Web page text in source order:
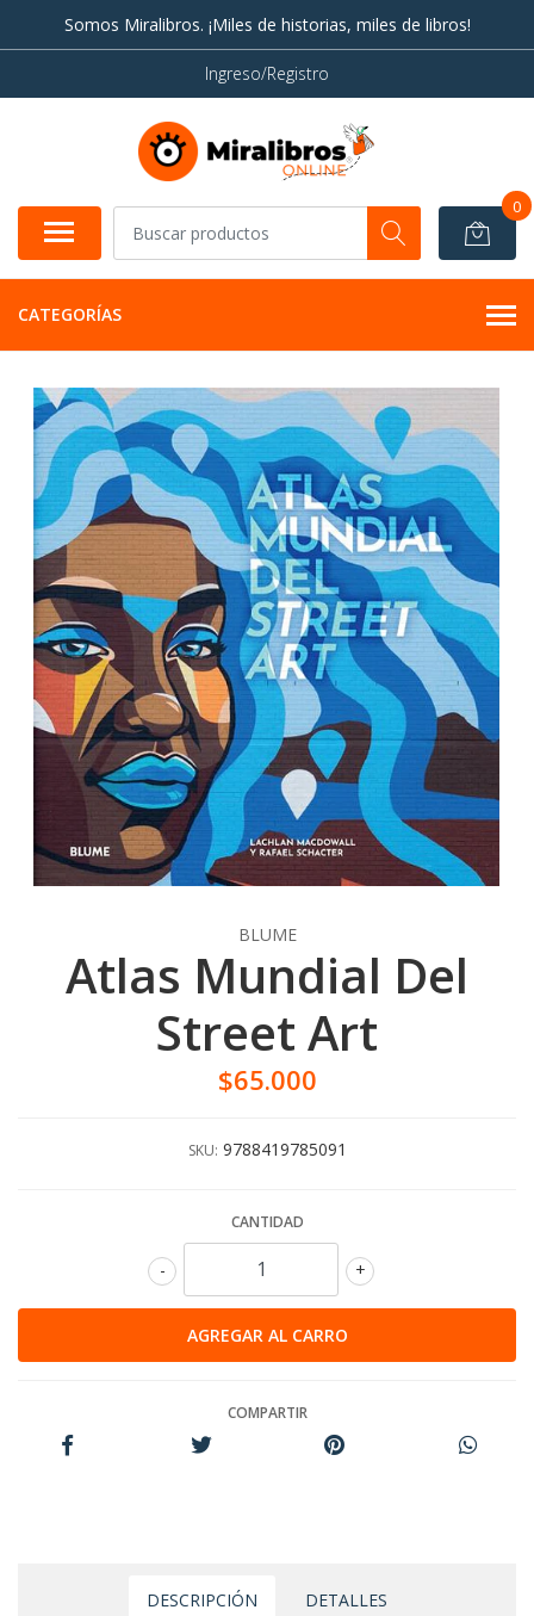
Somos Miralibros. ¡Miles de historias, miles de libros!
Ingreso/Registro
0
CATEGORÍAS
BLUME
Atlas Mundial Del
Street Art
$65.000
SKU: 9788419785091
CANTIDAD
+
-
COMPARTIR
DESCRIPCIÓN DETALLES